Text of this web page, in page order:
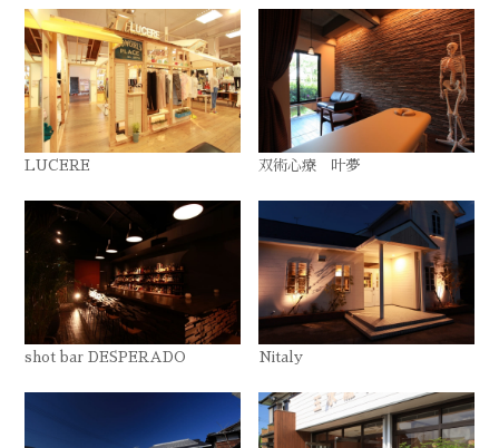
LUCERE 双術心療 叶夢
shot bar DESPERADO Nitaly